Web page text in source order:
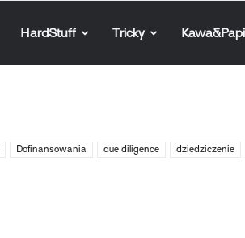
HardStuff Tricky
Dofinansowania due diligence dziedziczenie